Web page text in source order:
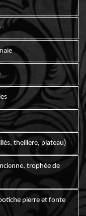
theillere, plateau)
trophée de
pierre et fonte